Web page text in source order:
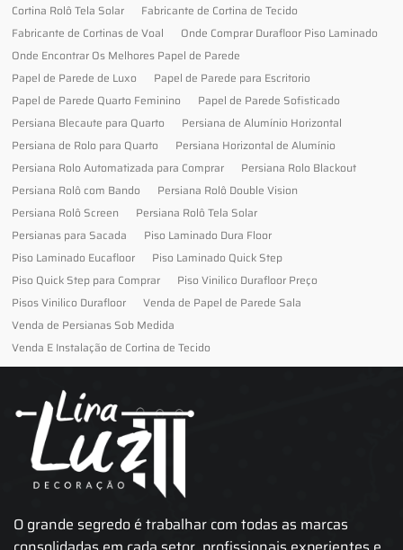
Cortina Rolô Tela Solar
Fabricante de Cortina de Tecido
Fabricante de Cortinas de Voal
Onde Comprar Durafloor Piso Laminado
Onde Encontrar Os Melhores Papel de Parede
Papel de Parede de Luxo
Papel de Parede para Escritorio
Papel de Parede Quarto Feminino
Papel de Parede Sofisticado
Persiana Blecaute para Quarto
Persiana de Alumínio Horizontal
Persiana de Rolo para Quarto
Persiana Horizontal de Alumínio
Persiana Rolo Automatizada para Comprar
Persiana Rolo Blackout
Persiana Rolô com Bando
Persiana Rolô Double Vision
Persiana Rolô Screen
Persiana Rolô Tela Solar
Persianas para Sacada
Piso Laminado Dura Floor
Piso Laminado Eucafloor
Piso Laminado Quick Step
Piso Quick Step para Comprar
Piso Vinilico Durafloor Preço
Pisos Vinilico Durafloor
Venda de Papel de Parede Sala
Venda de Persianas Sob Medida
Venda E Instalação de Cortina de Tecido
O grande segredo é trabalhar com todas as marcas